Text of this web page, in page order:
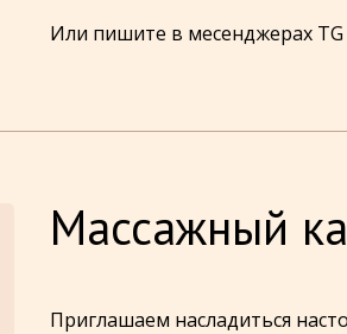
Или пишите в месенджерах
Массажный
Приглашаем насладиться